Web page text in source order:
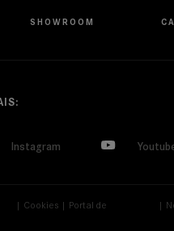
SHOWROOM
Instagram
| Cookies | Portal de
|